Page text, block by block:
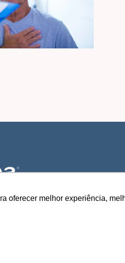
oferecer melhor experiência,